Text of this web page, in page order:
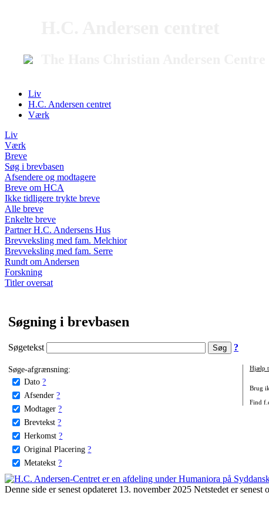
Liv
H.C. Andersen centret
Værk
Liv
Værk
Breve
Søg i brevbasen
Afsendere og modtagere
Breve om HCA
Ikke tidligere trykte breve
Alle breve
Enkelte breve
Partner H.C. Andersens Hus
Brevveksling med fam. Melchior
Brevveksling med fam. Serre
Rundt om Andersen
Forskning
Titler oversat
Søgning i brevbasen
Søgetekst ?
Søge-afgrænsning:
Dato ?
Afsender ?
Modtager ?
Brevtekst ?
Herkomst ?
Original Placering ?
Metatekst ?
Hjælp
Brug
Find
Denne side er senest opdateret 13. november 2025 Netstedet er senest